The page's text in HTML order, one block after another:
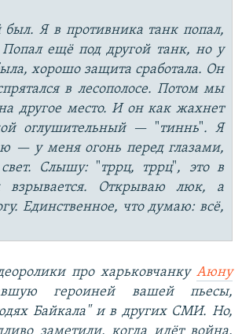
был. Я в противника танк попал,
Попал ещё под другой танк, но у
хорошо защита сработала. Он
в лесополосе. Потом мы
другое место. И он как жахнет
оглушительный — "тиннь". Я
— у меня огонь перед глазами,
Слышу: "тррц, тррц", это в
взрывается. Открываю люк, а
Единственное, что думаю: всё,
про харьковчанку Аюну
героиней вашей пьесы,
Байкала"и в других СМИ. Но,